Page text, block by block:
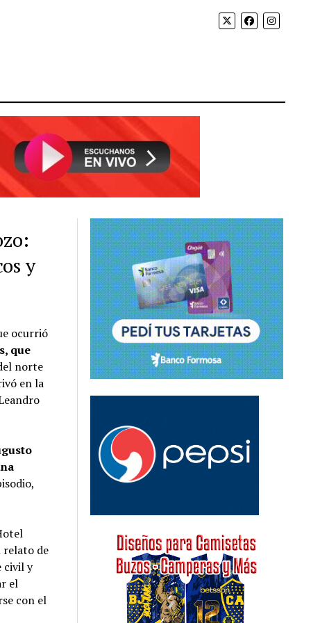
y
ocurrió
que
norte
en la
relato de
civil y
el
con el